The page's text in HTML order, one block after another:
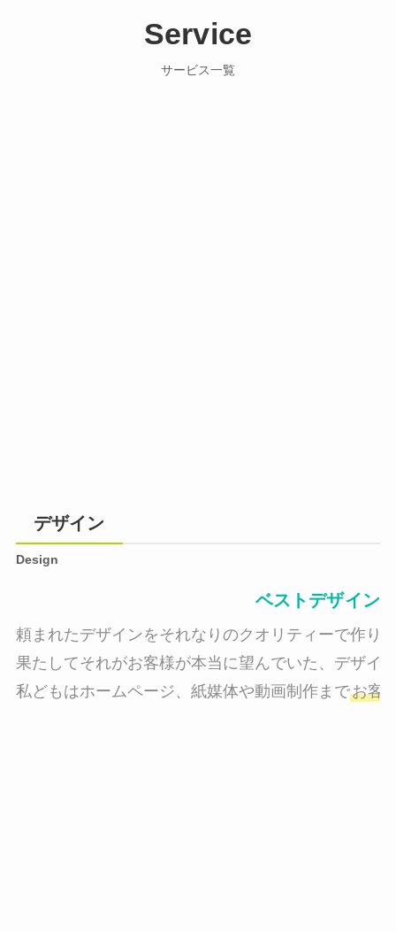
Service
サービス一覧
デザイン
Design
ベストデザイン
頼まれたデザインをそれなりのクオリティーで作り
果たしてそれがお客様が本当に望んでいた、デザイ
私どもはホームページ、紙媒体や動画制作までお客